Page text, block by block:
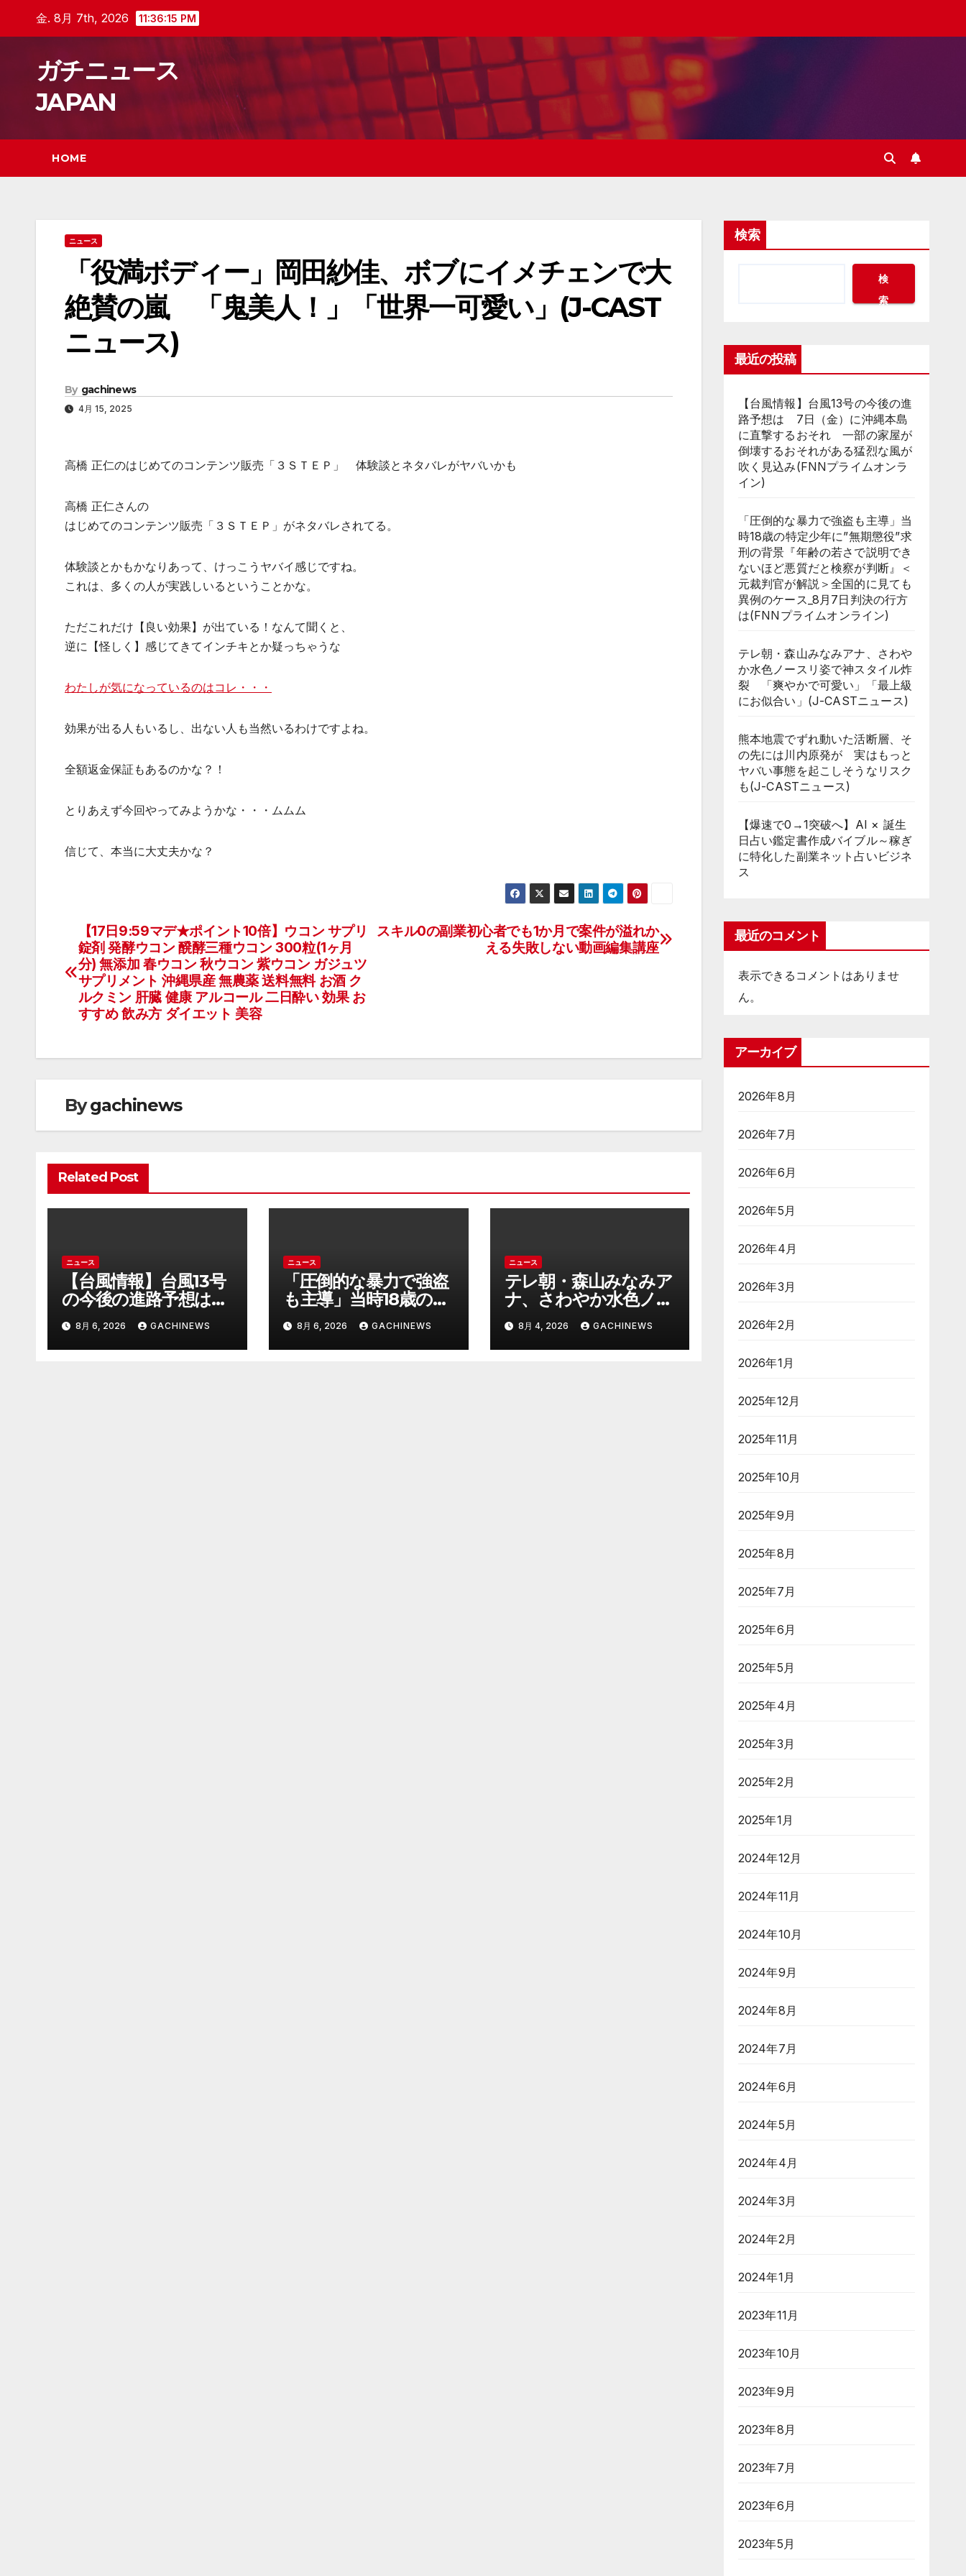
金. 8月 7th, 2026 11:36:16 PM
ガチニュース
JAPAN
HOME
ニュース
「役満ボディー」岡田紗佳、ボブにイメチェンで大
絶賛の嵐 「鬼美人！」「世界一可愛い」(J-CAST
ニュース)
By gachinews
4月 15, 2025
高橋 正仁のはじめてのコンテンツ販売「３ＳＴＥＰ」 体験談とネタバレがヤバいかも
高橋 正仁さんの
はじめてのコンテンツ販売「３ＳＴＥＰ」がネタバレされてる。
体験談とかもかなりあって、けっこうヤバイ感じですね。
これは、多くの人が実践しいるということかな。
ただこれだけ【良い効果】が出ている！なんて聞くと、
逆に【怪しく】感じてきてインチキとか疑っちゃうな
わたしが気になっているのはコレ・・・
効果が出る人もいるし、出ない人も当然いるわけですよね。
全額返金保証もあるのかな？！
とりあえず今回やってみようかな・・・ムムム
信じて、本当に大丈夫かな？
投
稿
ナ
ビ
ゲ
シ
ン
スキル0の副業初心者でも1か月で案件が溢れか
える失敗しない動画編集講座
【17日9:59マデ★ポイント10倍】ウコン サプリ
錠剤 発酵ウコン 醗酵三種ウコン 300粒(1ヶ月
分) 無添加 春ウコン 秋ウコン 紫ウコン ガジュツ
サプリメント 沖縄県産 無農薬 送料無料 お酒 ク
ルクミン 肝臓 健康 アルコール 二日酔い 効果 お
すすめ 飲み方 ダイエット 美容
Bygachinews
Related Post
ニュース
【台風情報】台風13号
の今後の進路予想は
7日（金）に沖縄本島
に直撃するおそれ 一
部の家屋が倒壊するお
8月 6, 2026 GACHINEWS
ニュース
「圧倒的な暴力で強盗
も主導」当時18歳の特
定少年に”無期懲役”求
刑の背景『年齢の若さ
で説明できないほど悪
8月 6, 2026 GACHINEWS
ニュース
テレ朝・森山みなみア
ナ、さわやか水色ノー
スリ姿で神スタイル炸
裂 「爽やかで可愛
い」「最上級にお似合
8月 4, 2026 GACHINEWS
検索
検
索
最近の投稿
【台風情報】台風13号の今後の進
路予想は 7日（金）に沖縄本島
に直撃するおそれ 一部の家屋が
倒壊するおそれがある猛烈な風が
吹く見込み(FNNプライムオンラ
イン)
「圧倒的な暴力で強盗も主導」当
時18歳の特定少年に”無期懲役”求
刑の背景『年齢の若さで説明でき
ないほど悪質だと検察が判断』＜
元裁判官が解説＞全国的に見ても
異例のケース_8月7日判決の行方
は(FNNプライムオンライン)
テレ朝・森山みなみアナ、さわや
か水色ノースリ姿で神スタイル炸
裂 「爽やかで可愛い」「最上級
にお似合い」(J-CASTニュース)
熊本地震でずれ動いた活断層、そ
の先には川内原発が 実はもっと
ヤバい事態を起こしそうなリスク
も(J-CASTニュース)
【爆速で0→1突破へ】AI × 誕生
日占い鑑定書作成バイブル～稼ぎ
に特化した副業ネット占いビジネ
ス
最近のコメント
表示できるコメントはありませ
ん。
アーカイブ
2026年8月
2026年7月
2026年6月
2026年5月
2026年4月
2026年3月
2026年2月
2026年1月
2025年12月
2025年11月
2025年10月
2025年9月
2025年8月
2025年7月
2025年6月
2025年5月
2025年4月
2025年3月
2025年2月
2025年1月
2024年12月
2024年11月
2024年10月
2024年9月
2024年8月
2024年7月
2024年6月
2024年5月
2024年4月
2024年3月
2024年2月
2024年1月
2023年11月
2023年10月
2023年9月
2023年8月
2023年7月
2023年6月
2023年5月